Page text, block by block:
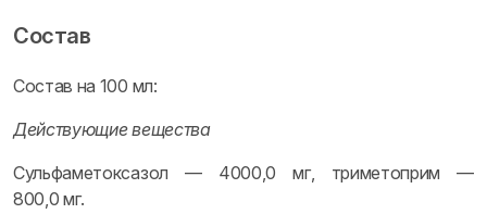
Состав
Состав на 100 мл:
Действующие вещества
Сульфаметоксазол — 4000,0 мг, триметоприм —
800,0 мг.